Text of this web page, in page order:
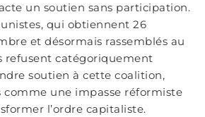
un soutien sans participation.
qui obtiennent 26
et désormais rassemblés au
refusent catégoriquement
soutien à cette coalition,
comme une impasse réformiste
l’ordre capitaliste.